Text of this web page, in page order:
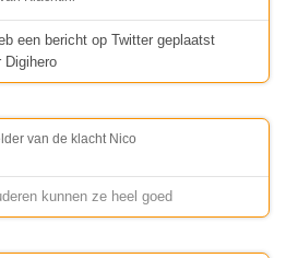
een bericht op Twitter geplaatst
Digihero
van de klacht Nico
kunnen ze heel goed